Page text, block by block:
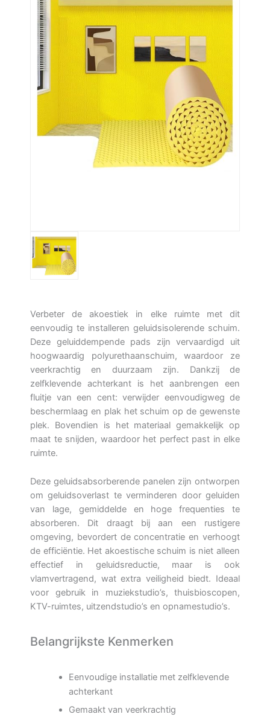
Verbeter de akoestiek in elke ruimte met dit
eenvoudig te installeren geluidsisolerende schuim.
Deze geluiddempende pads zijn vervaardigd uit
hoogwaardig polyurethaanschuim, waardoor ze
veerkrachtig en duurzaam zijn. Dankzij de
zelfklevende achterkant is het aanbrengen een
fluitje van een cent: verwijder eenvoudigweg de
beschermlaag en plak het schuim op de gewenste
plek. Bovendien is het materiaal gemakkelijk op
maat te snijden, waardoor het perfect past in elke
ruimte.
Deze geluidsabsorberende panelen zijn ontworpen
om geluidsoverlast te verminderen door geluiden
van lage, gemiddelde en hoge frequenties te
absorberen. Dit draagt bij aan een rustigere
omgeving, bevordert de concentratie en verhoogt
de efficiëntie. Het akoestische schuim is niet alleen
effectief in geluidsreductie, maar is ook
vlamvertragend, wat extra veiligheid biedt. Ideaal
voor gebruik in muziekstudio’s, thuisbioscopen,
KTV-ruimtes, uitzendstudio’s en opnamestudio’s.
Belangrijkste Kenmerken
Eenvoudige installatie met zelfklevende
achterkant
Gemaakt van veerkrachtig